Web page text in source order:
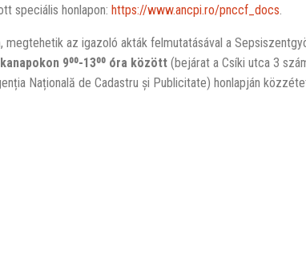
speciális honlapon: https://www.ancpi.ro/pnccf_docs.
az igazoló akták felmutatásával a
9⁰⁰-13⁰⁰ óra között (bejárat a Csíki utca 3
Națională de Cadastru și Publicitate) honlapján